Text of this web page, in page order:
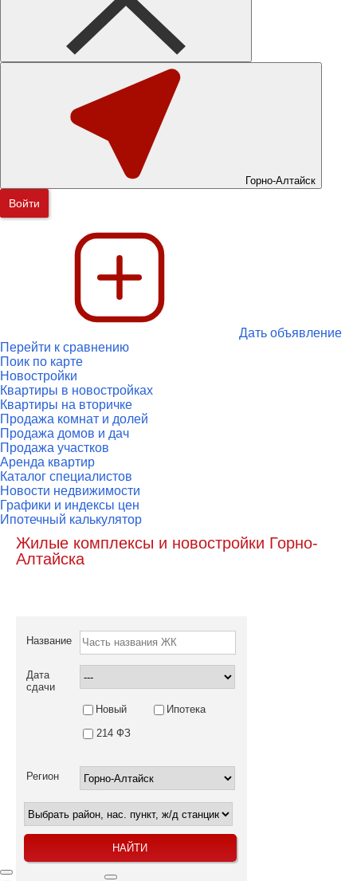
Горно-Алтайск
Войти
Дать объявление
Перейти к сравнению
Поик по карте
Новостройки
Квартиры в новостройках
Квартиры на вторичке
Продажа комнат и долей
Продажа домов и дач
Продажа участков
Аренда квартир
Каталог специалистов
Новости недвижимости
Графики и индексы цен
Ипотечный калькулятор
Жилые комплексы и новостройки Горно-
Алтайска
Название
Дата
сдачи
Новый
Ипотека
214 ФЗ
Регион